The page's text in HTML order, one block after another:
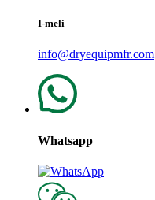
I-meli
info@dryequipmfr.com
Whatsapp